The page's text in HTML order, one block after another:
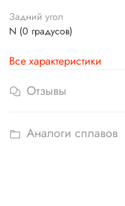
Задний угол
N (0 градусов)
Все характеристики
Отзывы
Аналоги сплавов